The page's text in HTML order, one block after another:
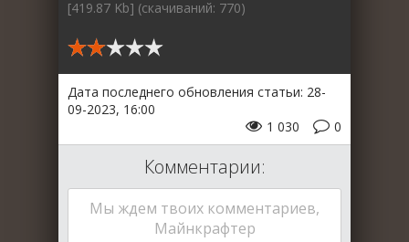
[419.87 Kb] (cкачиваний: 770)
Дата последнего обновления статьи: 28-
09-2023, 16:00
0
1 030
Комментарии:
Мы ждем твоих комментариев,
Майнкрафтер